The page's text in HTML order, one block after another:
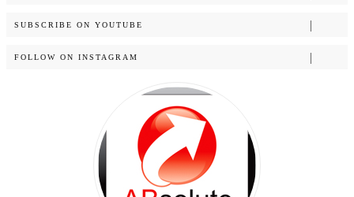
SUBSCRIBE ON YOUTUBE
FOLLOW ON INSTAGRAM